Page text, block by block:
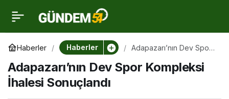
Haberler Haberler
Adapazarı’nın Dev Spor
Sonuçlandı
Adapazarı’nın Dev Spor Kompleksi
İhalesi Sonuçlandı
Adapazarı’nın Dev Spor
Kompleksi İhalesi
Sonuçlandı